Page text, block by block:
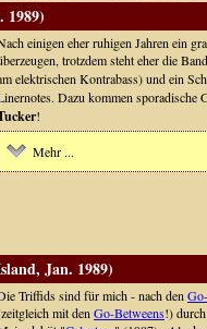
1989)
einigen eher ruhigen Jahren ein
trotzdem steht eher die
elektrischen Kontrabass) und ein
Dazu kommen sporadische
!
Mehr ...
Jan. 1989)
Triffids sind für mich - nach den
mit den Go-Betweens!)